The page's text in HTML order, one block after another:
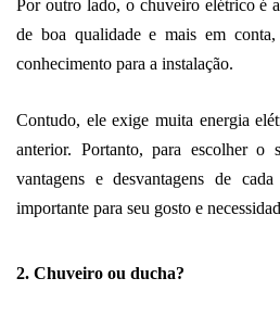
Por outro lado, o chuveiro elétrico é
de boa qualidade e mais em
conhecimento para a instalação.
Contudo, ele exige muita energia
anterior. Portanto, para escolher o
vantagens e desvantagens de
importante para seu gosto e
2. Chuveiro ou ducha?